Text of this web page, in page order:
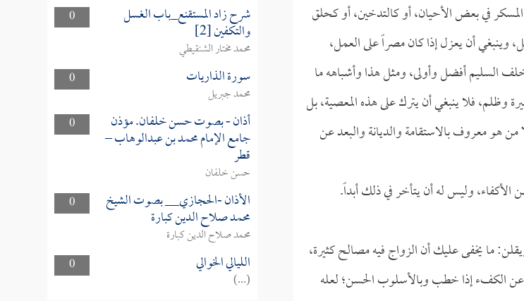
في بعض الأحيان، أو كالتدخين، أو كحلق
وينبغي أن يعزل إذا كان مصراً على العمل،
السليم أفضل وأولى، ومثل هذا وأشباهه ما
وظلم، فلا ينبغي أن يترك على هذه المعصية، بل
من هو معروف بالاستقامة والديانة والبعد عن
وليس له أن يتأخر في ذلك أبداً.
ما يخفى عليك أن الزواج فيه مصالح كثيرة،
عن الكفء إذا خطب وبالأسلوب الحسن؛ لعله
0
شرح زاد المستقنع_باب الغسل
والتكفين [2]
محمد مختار الشنقيطي
0
سورة الذاريات
محمد جبريل
0
أذان - بصوت حسن خلفان. مؤذن
جامع الإمام محمد بن عبدالوهاب –
قطر
حسن خلفان
0
الأذان -الحجازي__ بصوت الشيخ
محمد صلاح الدين كبارة
محمد صلاح الدين كبارة
0
الليالي الخوالي
(...)